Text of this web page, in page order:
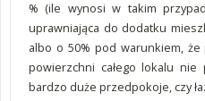
% (ile wynosi w takim
uprawniająca do dodatku
albo o 50% pod warunkiem,
powierzchni całego lokalu nie
bardzo duże przedpokoje, czy